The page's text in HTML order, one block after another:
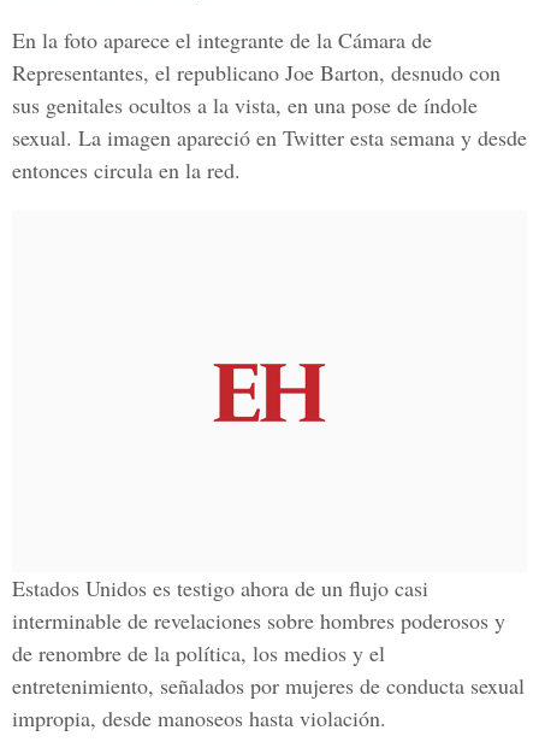
En la foto aparece el integrante de la Cámara de
Representantes, el republicano Joe Barton, desnudo con
sus genitales ocultos a la vista, en una pose de índole
sexual. La imagen apareció en Twitter esta semana y desde
entonces circula en la red.
Estados Unidos es testigo ahora de un flujo casi
interminable de revelaciones sobre hombres poderosos y
de renombre de la política, los medios y el
entretenimiento, señalados por mujeres de conducta sexual
impropia, desde manoseos hasta violación.